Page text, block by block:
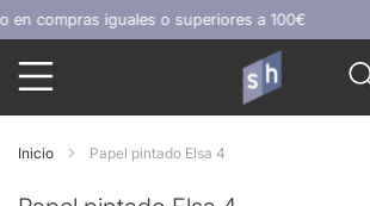
Ir
al
contenido
iguales o superiores a 100€
Inicio Papel pintado Elsa 4